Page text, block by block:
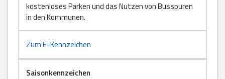
kostenloses Parken und das Nutzen von Busspuren
in den Kommunen.
Zum E-Kennzeichen
Saisonkennzeichen